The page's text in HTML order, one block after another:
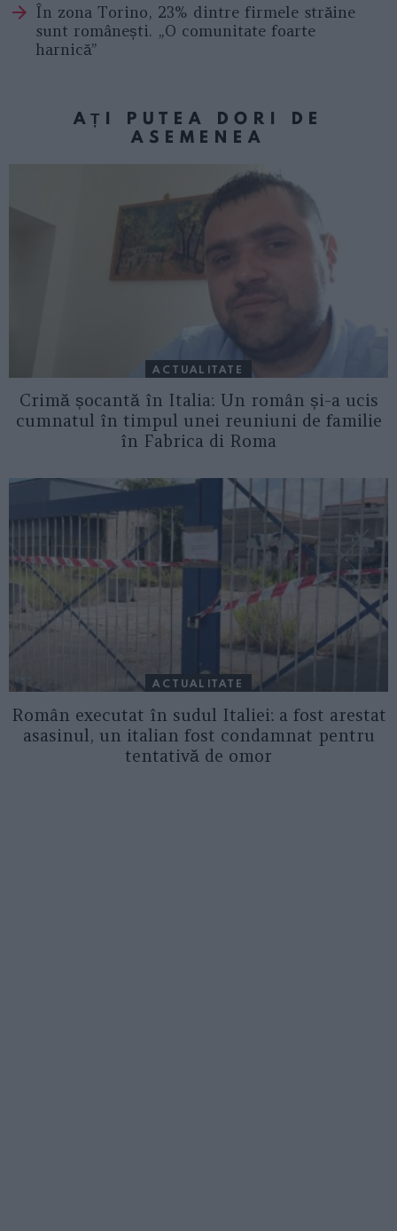
În zona Torino, 23% dintre firmele străine
sunt românești. „O comunitate foarte
harnică”
AȚI PUTEA DORI DE
ASEMENEA
ACTUALITATE
Crimă șocantă în Italia: Un român și-a ucis
cumnatul în timpul unei reuniuni de familie
în Fabrica di Roma
ACTUALITATE
Român executat în sudul Italiei: a fost arestat
asasinul, un italian fost condamnat pentru
tentativă de omor